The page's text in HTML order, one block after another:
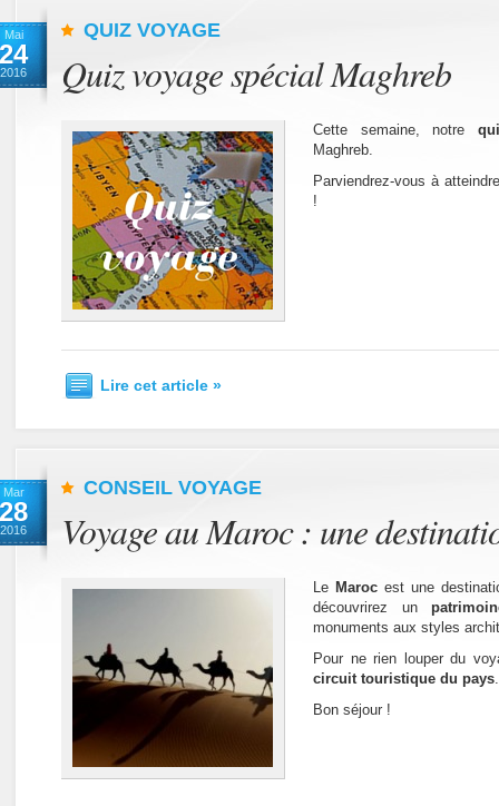
Mai
24
2016
QUIZ VOYAGE
Quiz voyage spécial Maghreb
Cette semaine, notre
Maghreb.
Parviendrez-vous à
!
Lire cet article »
Mar
28
2016
CONSEIL VOYAGE
Voyage au Maroc : une
Le Maroc est une
découvrirez un
monuments aux styles
Pour ne rien louper du
circuit touristique du pays.
Bon séjour !